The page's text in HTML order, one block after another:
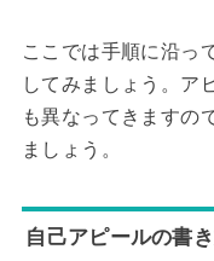
ここでは手順に沿っ
してみましょう。ア
も異なってきますの
ましょう。
自己アピールの書